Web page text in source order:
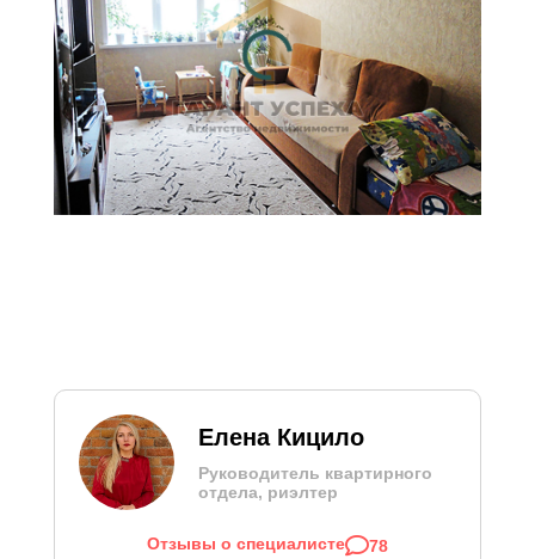
Елена Кицило
Руководитель квартирного
отдела, риэлтер
Отзывы о специалисте 78